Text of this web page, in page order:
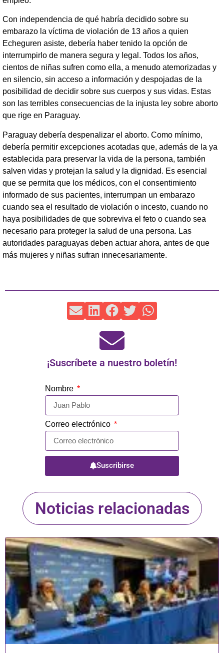
Con independencia de qué habría decidido sobre su
embarazo la víctima de violación de 13 años a quien
Echeguren asiste, debería haber tenido la opción de
interrumpirlo de manera segura y legal. Todos los años,
cientos de niñas sufren como ella, a menudo atemorizadas y
en silencio, sin acceso a información y despojadas de la
posibilidad de decidir sobre sus cuerpos y sus vidas. Estas
son las terribles consecuencias de la injusta ley sobre aborto
que rige en Paraguay.
Paraguay debería despenalizar el aborto. Como mínimo,
debería permitir excepciones acotadas que, además de la ya
establecida para preservar la vida de la persona, también
salven vidas y protejan la salud y la dignidad. Es esencial
que se permita que los médicos, con el consentimiento
informado de sus pacientes, interrumpan un embarazo
cuando sea el resultado de violación o incesto, cuando no
haya posibilidades de que sobreviva el feto o cuando sea
necesario para proteger la salud de una persona. Las
autoridades paraguayas deben actuar ahora, antes de que
más mujeres y niñas sufran innecesariamente.
¡Suscríbete a nuestro boletín!
Nombre
Correo electrónico
Suscribirse
Noticias relacionadas